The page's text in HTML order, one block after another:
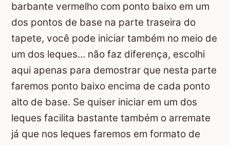
barbante vermelho com ponto baixo em um
dos pontos de base na parte traseira do
tapete, você pode iniciar também no meio de
um dos leques... não faz diferença, escolhi
aqui apenas para demostrar que nesta parte
faremos ponto baixo encima de cada ponto
alto de base. Se quiser iniciar em um dos
leques facilita bastante também o arremate
já que nos leques faremos em formato de